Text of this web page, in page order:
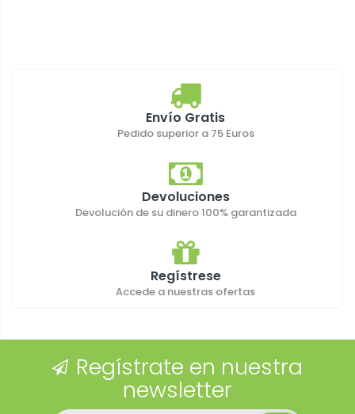
Envío Gratis
Pedido superior a 75 Euros
Devoluciones
Devolución de su dinero 100% garantizada
Regístrese
Accede a nuestras ofertas
Regístrate en nuestra
newsletter